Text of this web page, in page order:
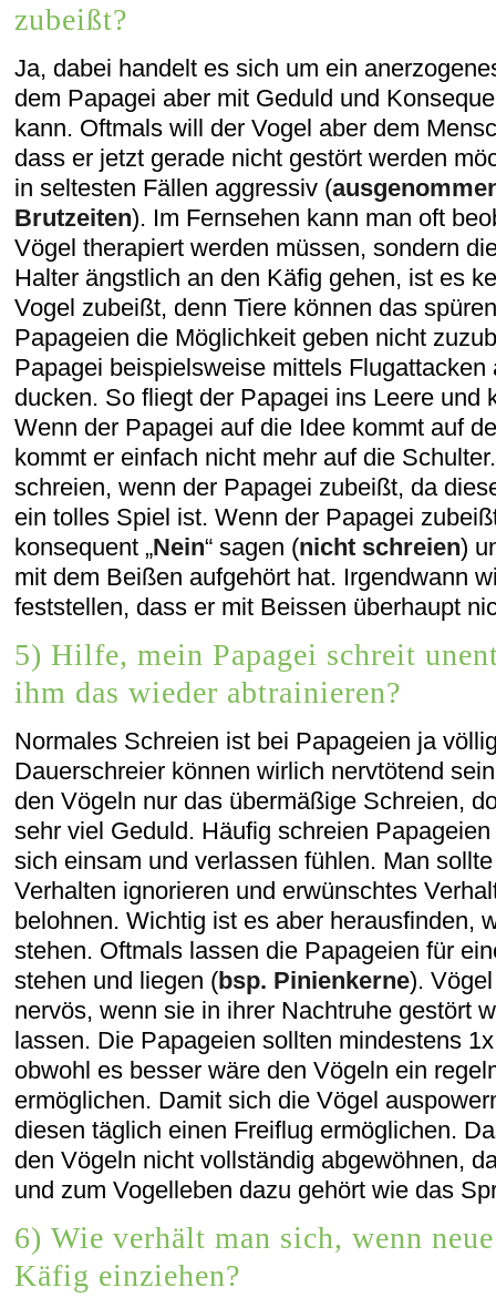
zubeißt?
Ja, dabei handelt es sich um ein
dem Papagei aber mit Geduld und
kann. Oftmals will der Vogel aber dem
dass er jetzt gerade nicht gestört werden
in seltesten Fällen aggressiv (
Brutzeiten). Im Fernsehen kann man oft
Vögel therapiert werden müssen, sondern
Halter ängstlich an den Käfig gehen, ist es
Vogel zubeißt, denn Tiere können das
Papageien die Möglichkeit geben nicht
Papagei beispielsweise mittels Flugattacken
ducken. So fliegt der Papagei ins Leere und
Wenn der Papagei auf die Idee kommt auf
kommt er einfach nicht mehr auf die
schreien, wenn der Papagei zubeißt, da
ein tolles Spiel ist. Wenn der Papagei
konsequent „Nein“ sagen (nicht schreien)
mit dem Beißen aufgehört hat. Irgendwann
feststellen, dass er mit Beissen überhaupt
5) Hilfe, mein Papagei schreit
ihm das wieder abtrainieren?
Normales Schreien ist bei Papageien ja
Dauerschreier können wirlich nervtötend
den Vögeln nur das übermäßige Schreien,
sehr viel Geduld. Häufig schreien
sich einsam und verlassen fühlen. Man
Verhalten ignorieren und erwünschtes
belohnen. Wichtig ist es aber herausfinden,
stehen. Oftmals lassen die Papageien für
stehen und liegen (bsp. Pinienkerne).
nervös, wenn sie in ihrer Nachtruhe gestört
lassen. Die Papageien sollten mindestens
obwohl es besser wäre den Vögeln ein
ermöglichen. Damit sich die Vögel
diesen täglich einen Freiflug ermöglichen.
den Vögeln nicht vollständig abgewöhnen,
und zum Vogelleben dazu gehört wie das
6) Wie verhält man sich, wenn
Käfig einziehen?